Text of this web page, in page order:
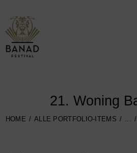
21. Woning
HOME ALLE PORTFOLIO-ITEMS